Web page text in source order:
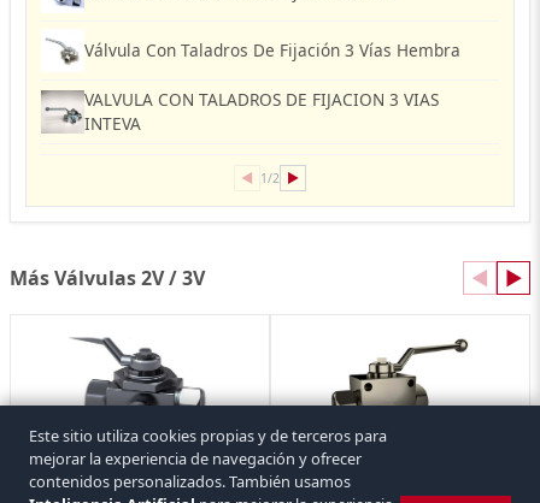
Válvula Con Taladros De Fijación 3 Vías Hembra
VALVULA CON TALADROS DE FIJACION 3 VIAS
INTEVA
◀ 1/2 ▶
Más Válvulas 2V / 3V ◀ ▶
Valvula Con Cuello De Fijación 3 Vias
INTEVA 5 referencias 10 referencias
Este sitio utiliza cookies propias y de terceros para
mejorar la experiencia de navegación y ofrecer
contenidos personalizados. También usamos